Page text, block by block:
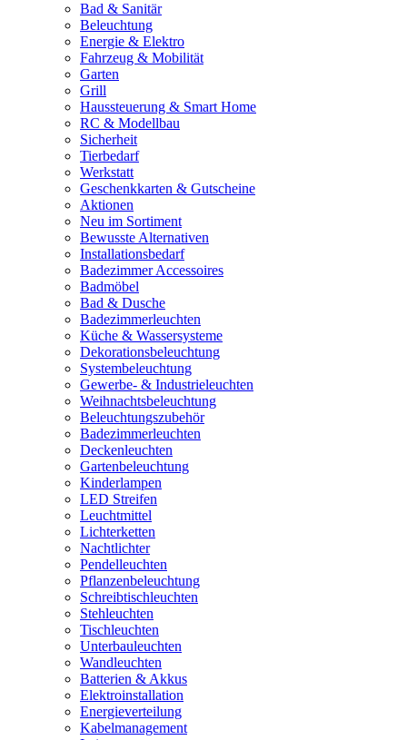
Bad & Sanitär
Beleuchtung
Energie & Elektro
Fahrzeug & Mobilität
Garten
Grill
Haussteuerung & Smart Home
RC & Modellbau
Sicherheit
Tierbedarf
Werkstatt
Geschenkkarten & Gutscheine
Aktionen
Neu im Sortiment
Bewusste Alternativen
Installationsbedarf
Badezimmer Accessoires
Badmöbel
Bad & Dusche
Badezimmerleuchten
Küche & Wassersysteme
Dekorationsbeleuchtung
Systembeleuchtung
Gewerbe- & Industrieleuchten
Weihnachtsbeleuchtung
Beleuchtungszubehör
Badezimmerleuchten
Deckenleuchten
Gartenbeleuchtung
Kinderlampen
LED Streifen
Leuchtmittel
Lichterketten
Nachtlichter
Pendelleuchten
Pflanzenbeleuchtung
Schreibtischleuchten
Stehleuchten
Tischleuchten
Unterbauleuchten
Wandleuchten
Batterien & Akkus
Elektroinstallation
Energieverteilung
Kabelmanagement